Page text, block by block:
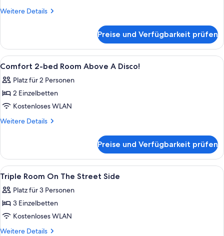
To
Side
anzeigen
Weitere Details
Weitere
Room
To
The
Side
Preise und Verfügbarkeit prüfen
Alle
Fotos
für
Comfort
2-
bed
A
Disco!
anzeigen
Allergikerbettwaren, Zimmersafe,
7
Comfort 2-bed Room Above A Disco!
Platz für 2 Personen
2 Einzelbetten
Kostenloses WLAN
Weitere Details
Weitere
2-
bed
Room
Above
A
Disco!
Preise und Verfügbarkeit prüfen
Alle
Fotos
für
Triple
Room
On
Allergikerbettwaren, Zimmersafe,
7
Triple Room On The Street Side
Platz für 3 Personen
3 Einzelbetten
Kostenloses WLAN
Weitere Details
Weitere